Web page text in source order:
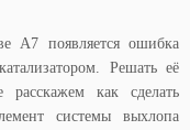
А7 появляется ошибка
Решать её
как сделать
системы выхлопа